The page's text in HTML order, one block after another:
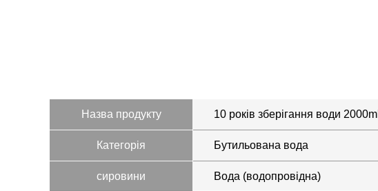
Назва продукту 10 років зберігання води 2000ml
Категорія Бутильована вода
сировини Вода (водопровідна)